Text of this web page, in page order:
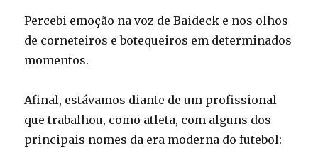
Percebi emoção na voz de Baideck e nos olhos
de corneteiros e botequeiros em determinados
momentos.
Afinal, estávamos diante de um profissional
que trabalhou, como atleta, com alguns dos
principais nomes da era moderna do futebol: